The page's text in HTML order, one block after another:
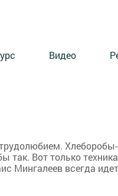
Видео
так. Вот только
Мингалеев всегда